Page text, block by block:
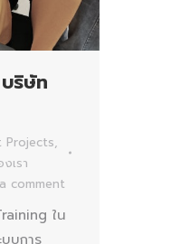
ริษัท
Projects,
เรา
comment
ใน
บการ